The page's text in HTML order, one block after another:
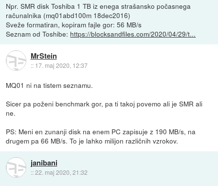
Npr. SMR disk Toshiba 1 TB iz enega strašansko počasnega
računalnika (mq01abd100m 18dec2016)
Sveže formatiran, kopiram fajle gor: 56 MB/s
Seznam od Toshibe: https://blocksandfiles.com/2020/04/29/t...
MrStein
:: 17. maj 2020, 12:37
MQ01 ni na tistem seznamu.
Sicer pa poženi benchmark gor, pa ti takoj povemo ali je SMR ali
ne.
PS: Meni en zunanji disk na enem PC zapisuje z 190 MB/s, na
drugem pa 66 MB/s. To je lahko milijon različnih vzrokov.
janibani
::22. maj 2020, 21:32